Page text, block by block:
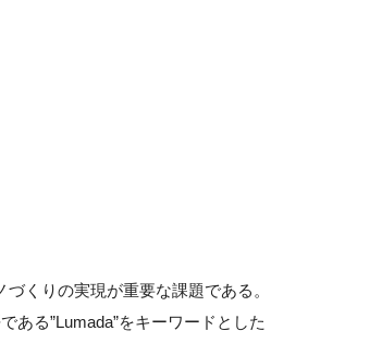
くりの実現が重要な課題である。
ある”Lumada”をキーワードとした